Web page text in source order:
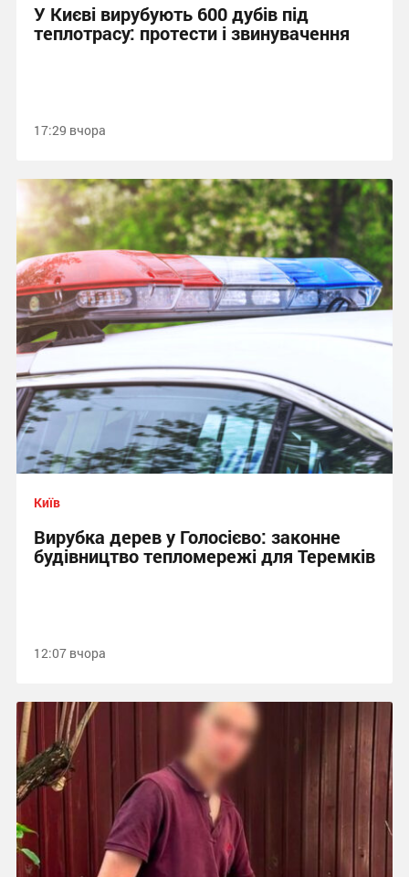
У Києві вирубують 600 дубів під
теплотрасу: протести і звинувачення
17:29 вчора
Київ
Вирубка дерев у Голосієво: законне
будівництво тепломережі для Теремків
12:07 вчора